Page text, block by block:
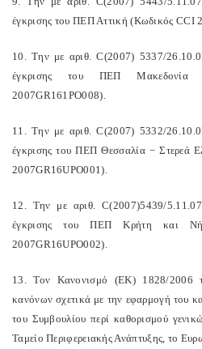
έγκρισης του ΠΕΠ Αττική (Κωδικός CCI
10. Την με αριθ. C(2007) 5337/
έγκρισης του ΠΕΠ
2007GR161PO008).
11. Την με αριθ. C(2007) 5332/
έγκρισης του ΠΕΠ Θεσσαλία − Στερεά
2007GR16UPO001).
12. Την με αριθ. C(2007)5439/
έγκρισης του ΠΕΠ Κρήτη και
2007GR16UPO002).
13. Τον Κανονισμό (ΕΚ) 1828/2006
κανόνων σχετικά με την εφαρμογή του
του Συμβουλίου περί καθορισμού
Ταμείο Περιφερειακής Ανάπτυξης, το